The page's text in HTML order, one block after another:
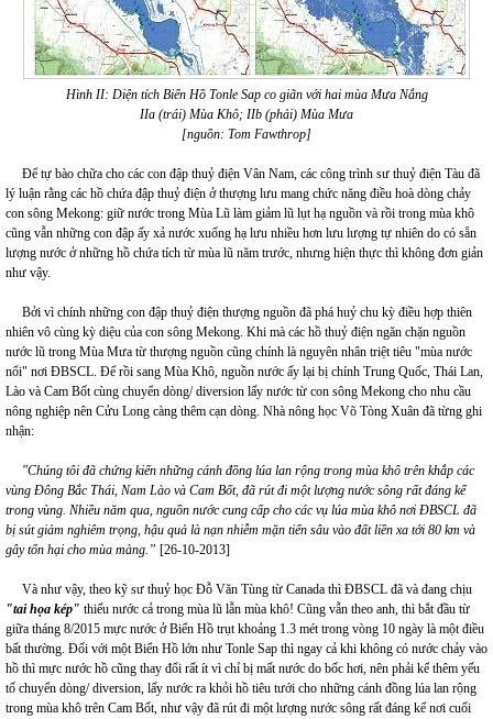
Hình II: Diện tích Biển Hồ Tonle Sap co giãn với hai mùa Mưa Nắng
IIa (trái) Mùa Khô; IIb (phải) Mùa Mưa
[nguồn: Tom Fawthrop]
Để tự bào chữa cho các con đập thuỷ điện Vân Nam, các công trình sư thuỷ điện Tàu đã
lý luận rằng các hồ chứa đập thuỷ điện ở thượng lưu mang chức năng điều hoà dòng chảy
con sông Mekong: giữ nước trong Mùa Lũ làm giảm lũ lụt hạ nguồn và rồi trong mùa khô
cũng vẫn những con đập ấy xả nước xuống hạ lưu nhiều hơn lưu lượng tự nhiên do có sẵn
lượng nước ở những hồ chứa tích từ mùa lũ năm trước, nhưng hiện thực thì không đơn giản
như vậy.
Bởi vì chính những con đập thuỷ điện thượng nguồn đã phá huỷ chu kỳ điều hợp thiên
nhiên vô cùng kỳ diệu của con sông Mekong. Khi mà các hồ thuỷ điện ngăn chặn nguồn
nước lũ trong Mùa Mưa từ thượng nguồn cũng chính là nguyên nhân triệt tiêu "mùa nước
nổi" nơi ĐBSCL. Để rồi sang Mùa Khô, nguồn nước ấy lại bị chính Trung Quốc, Thái Lan,
Lào và Cam Bốt cùng chuyển dòng/ diversion lấy nước từ con sông Mekong cho nhu cầu
nông nghiệp nên Cửu Long càng thêm cạn dòng. Nhà nông học Võ Tòng Xuân đã từng ghi
nhận:
"Chúng tôi đã chứng kiến những cánh đồng lúa lan rộng trong mùa khô trên khắp các
vùng Đông Bắc Thái, Nam Lào và Cam Bốt, đã rút đi một lượng nước sông rất đáng kể
trong vùng. Nhiều năm qua, nguồn nước cung cấp cho các vụ lúa mùa khô nơi ĐBSCL đã
bị sút giảm nghiêm trọng, hậu quả là nạn nhiễm mặn tiến sâu vào đất liền xa tới 80 km và
gây tổn hại cho mùa màng.” [26-10-2013]
Và như vậy, theo kỹ sư thuỷ học Đỗ Văn Tùng từ Canada thì ĐBSCL đã và đang chịu
"tai họa kép" thiếu nước cả trong mùa lũ lẫn mùa khô! Cũng vẫn theo anh, thì bắt đầu từ
giữa tháng 8/2015 mực nước ở Biển Hồ trụt khoảng 1.3 mét trong vòng 10 ngày là một điều
bất thường. Đối với một Biển Hồ lớn như Tonle Sap thì ngay cả khi không có nước chảy vào
hồ thì mực nước hồ cũng thay đổi rất ít vì chỉ bị mất nước do bốc hơi, nên phải kể thêm yếu
tố chuyển dòng/ diversion, lấy nước ra khỏi hồ tiêu tưới cho những cánh đồng lúa lan rộng
trong mùa khô trên Cam Bốt, như vậy đã rút đi một lượng nước sông rất đáng kể nơi cuối